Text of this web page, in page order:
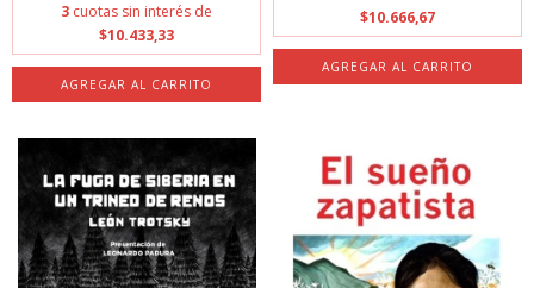
3 cuotas sin interés de
$10.433,33
$10.666,67